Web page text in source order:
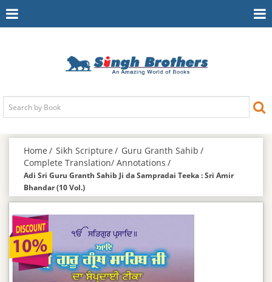
Toggle
Home Sikh Scripture
Guru Granth Sahib
Complete Translation/ Annotations
Adi Sri Guru Granth Sahib Ji da Sampradai Teeka : Sri Amir
Bhandar (10 Vol.)